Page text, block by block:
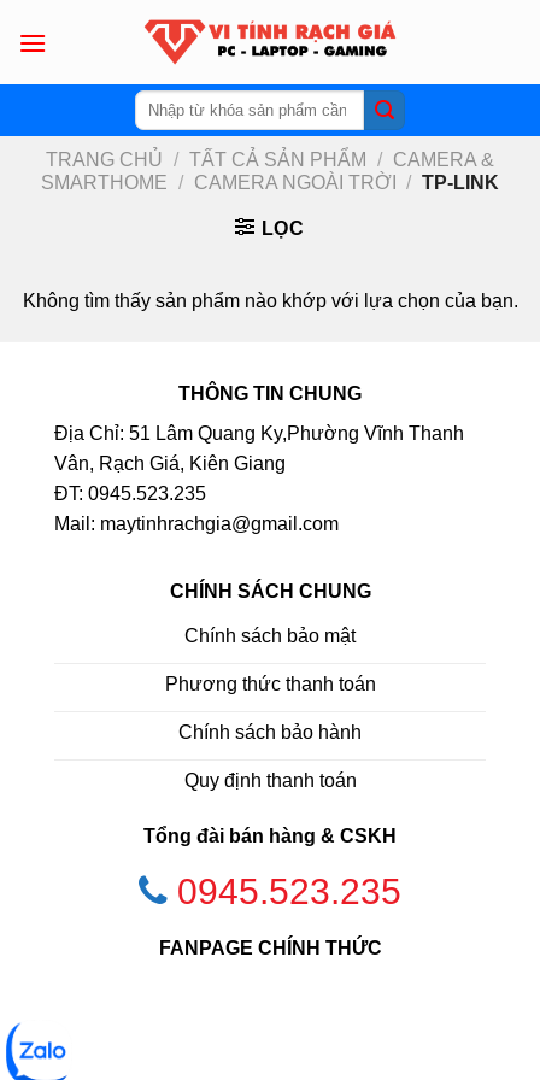
Tìm
kiếm:
TRANG CHỦ / TẤT CẢ SẢN PHẨM /
CAMERA &
SMARTHOME / CAMERA NGOÀI TRỜI / TP-LINK
LỌC
Không tìm thấy sản phẩm nào khớp với lựa chọn của bạn.
THÔNG TIN CHUNG
Địa Chỉ: 51 Lâm Quang Ky,Phường Vĩnh Thanh
Vân, Rạch Giá, Kiên Giang
ĐT: 0945.523.235
Mail: maytinhrachgia@gmail.com
CHÍNH SÁCH CHUNG
Chính sách bảo mật
Phương thức thanh toán
Chính sách bảo hành
Quy định thanh toán
Tổng đài bán hàng & CSKH
0945.523.235
FANPAGE CHÍNH THỨC